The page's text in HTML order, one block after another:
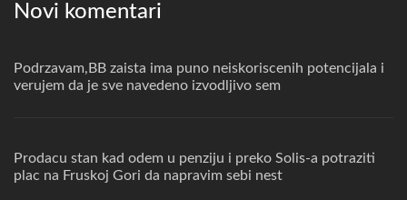
Novi komentari
Podrzavam,BB zaista ima puno neiskoriscenih potencijala i
verujem da je sve navedeno izvodljivo sem
Prodacu stan kad odem u penziju i preko Solis-a potraziti
plac na Fruskoj Gori da napravim sebi nest